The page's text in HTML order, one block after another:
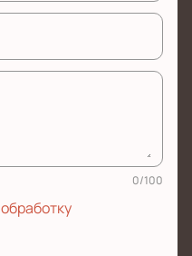
0/100
обработку